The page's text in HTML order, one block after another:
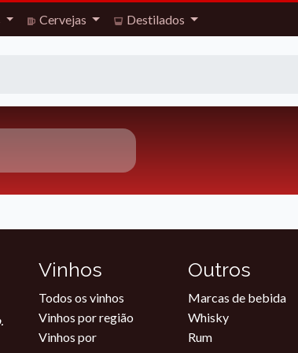
Cervejas Destilados
Vinhos
Todos os vinhos
Vinhos por região
Vinhos por
Outros
Marcas de bebida
Whisky
Rum